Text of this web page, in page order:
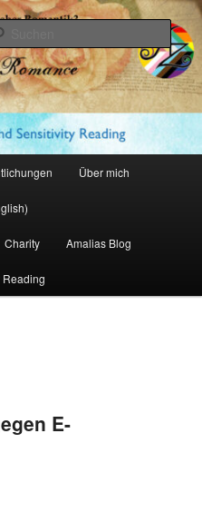
Über mich
Charity Amalias Blog
Reading
E-